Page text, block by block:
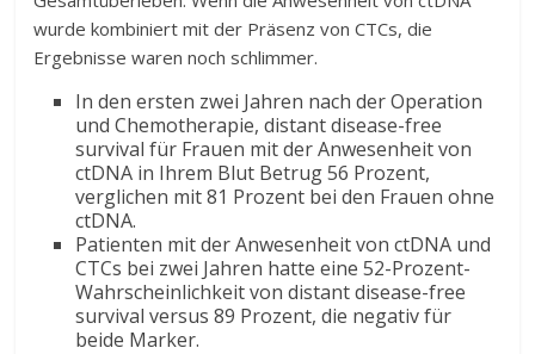
wurde kombiniert mit der Präsenz von CTCs, die
Ergebnisse waren noch schlimmer.
In den ersten zwei Jahren nach der Operation
und Chemotherapie, distant disease-free
survival für Frauen mit der Anwesenheit von
ctDNA in Ihrem Blut Betrug 56 Prozent,
verglichen mit 81 Prozent bei den Frauen ohne
ctDNA.
Patienten mit der Anwesenheit von ctDNA und
CTCs bei zwei Jahren hatte eine 52-Prozent-
Wahrscheinlichkeit von distant disease-free
survival versus 89 Prozent, die negativ für
beide Marker.